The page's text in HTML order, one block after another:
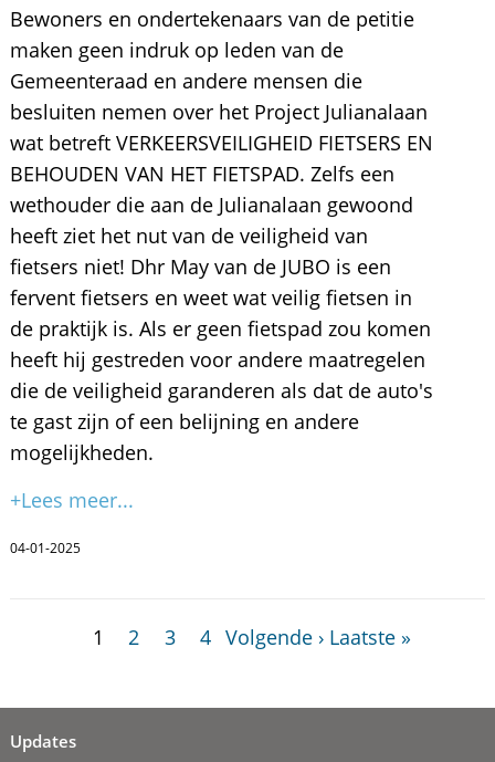
Bewoners en ondertekenaars van de petitie
maken geen indruk op leden van de
Gemeenteraad en andere mensen die
besluiten nemen over het Project Julianalaan
wat betreft VERKEERSVEILIGHEID FIETSERS EN
BEHOUDEN VAN HET FIETSPAD. Zelfs een
wethouder die aan de Julianalaan gewoond
heeft ziet het nut van de veiligheid van
fietsers niet! Dhr May van de JUBO is een
fervent fietsers en weet wat veilig fietsen in
de praktijk is. Als er geen fietspad zou komen
heeft hij gestreden voor andere maatregelen
die de veiligheid garanderen als dat de auto's
te gast zijn of een belijning en andere
mogelijkheden.
+Lees meer...
04-01-2025
1 2 3 4 Volgende › Laatste »
Updates